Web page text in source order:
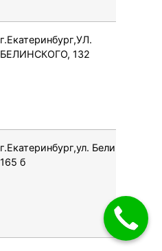
г.Екатеринбург,УЛ.
БЕЛИНСКОГО, 132
г.Екатеринбург,ул. Белинского,
165 б